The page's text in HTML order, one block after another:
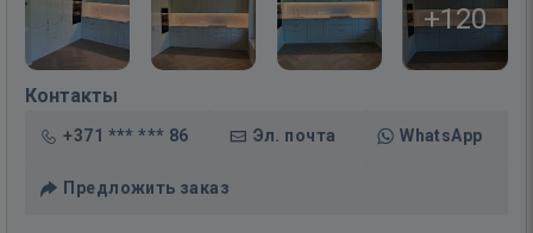
+120
Контакты
+371 *** *** 86 Эл. почта WhatsApp
Предложить заказ